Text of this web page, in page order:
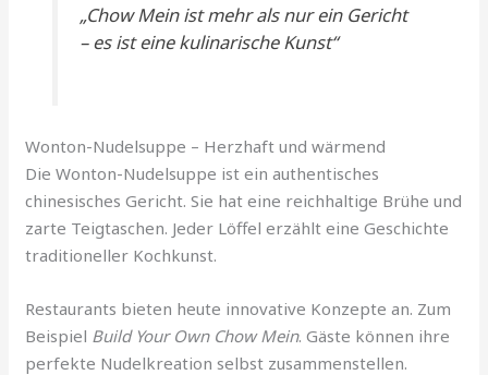
„Chow Mein ist mehr als nur ein Gericht
– es ist eine kulinarische Kunst“
Wonton-Nudelsuppe – Herzhaft und wärmend
Die Wonton-Nudelsuppe ist ein authentisches
chinesisches Gericht. Sie hat eine reichhaltige Brühe und
zarte Teigtaschen. Jeder Löffel erzählt eine Geschichte
traditioneller Kochkunst.
Restaurants bieten heute innovative Konzepte an. Zum
Beispiel Build Your Own Chow Mein. Gäste können ihre
perfekte Nudelkreation selbst zusammenstellen.